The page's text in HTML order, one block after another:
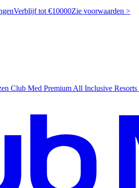
Verblijf tot €10000Zie voorwaarden >
Club Med Premium All Inclusive Resorts